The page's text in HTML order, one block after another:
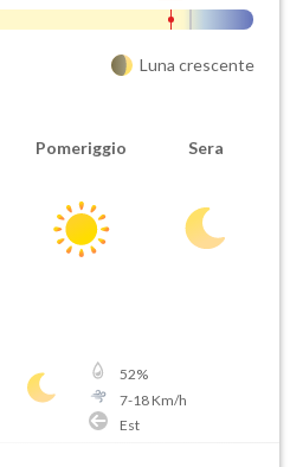
Luna crescente
Pomeriggio Sera
52%
7-18Km/h
Est